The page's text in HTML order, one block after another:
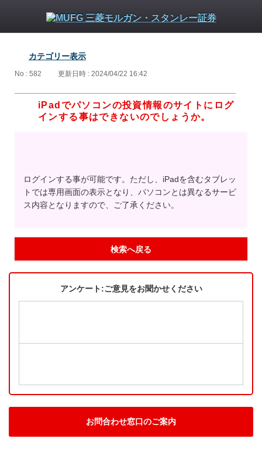
カテゴリー表示
No : 582 更新日時 : 2024/04/22 16:42
iPadでパソコンの投資情報のサイトにログ
インする事はできないのでしょうか。
ログインする事が可能です。ただし、iPadを含むタブレッ
トでは専用画面の表示となり、パソコンとは異なるサービ
ス内容となりますので、ご了承ください。
検索へ戻る
アンケート:ご意見をお聞かせください
お問合わせ窓口のご案内